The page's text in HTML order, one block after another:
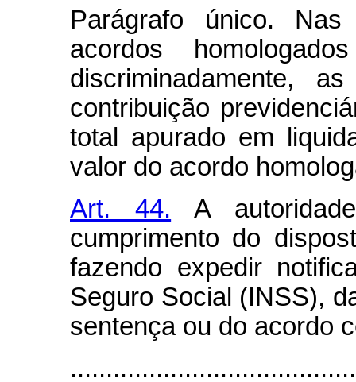
Parágrafo único.
acordos
discriminadamente,
contribuição
total apurado em
valor do acordo
Art. 44. A
cumprimento do
fazendo expedir
Seguro Social (INSS),
sentença ou do acordo